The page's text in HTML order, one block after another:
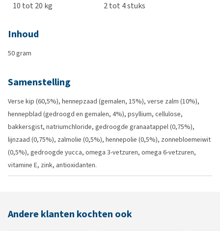
10 tot 20 kg 2 tot 4 stuks
Inhoud
50 gram
Samenstelling
Verse kip (60,5%), hennepzaad (gemalen, 15%), verse zalm (10%),
hennepblad (gedroogd en gemalen, 4%), psyllium, cellulose,
bakkersgist, natriumchloride, gedroogde granaatappel (0,75%),
lijnzaad (0,75%), zalmolie (0,5%), hennepolie (0,5%), zonnebloemeiwit
(0,5%), gedroogde yucca, omega 3-vetzuren, omega 6-vetzuren,
vitamine E, zink, antioxidanten.
Andere klanten kochten ook